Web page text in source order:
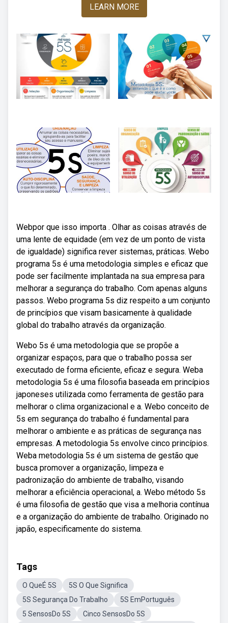
LEARN MORE
Webpor que isso importa . Olhar as coisas através de
uma lente de equidade (em vez de um ponto de vista
de igualdade) significa rever sistemas, práticas. Webo
programa 5s é uma metodologia simples e eficaz que
pode ser facilmente implantada na sua empresa para
melhorar a segurança do trabalho. Com apenas alguns
passos. Webo programa 5s diz respeito a um conjunto
de princípios que visam basicamente à qualidade
global do trabalho através da organização.
Webo 5s é uma metodologia que se propõe a
organizar espaços, para que o trabalho possa ser
executado de forma eficiente, eficaz e segura. Weba
metodologia 5s é uma filosofia baseada em princípios
japoneses utilizada como ferramenta de gestão para
melhorar o clima organizacional e a. Webo conceito de
5s em segurança do trabalho é fundamental para
melhorar o ambiente e as práticas de segurança nas
empresas. A metodologia 5s envolve cinco princípios.
Weba metodologia 5s é um sistema de gestão que
busca promover a organização, limpeza e
padronização do ambiente de trabalho, visando
melhorar a eficiência operacional, a. Webo método 5s
é uma filosofia de gestão que visa a melhoria contínua
e a organização do ambiente de trabalho. Originado no
japão, especificamente do sistema.
Tags
O QueÉ 5S
5S O Que Significa
5S Segurança Do Trabalho
5S EmPortuguês
5 SensosDo 5S
Cinco SensosDo 5S